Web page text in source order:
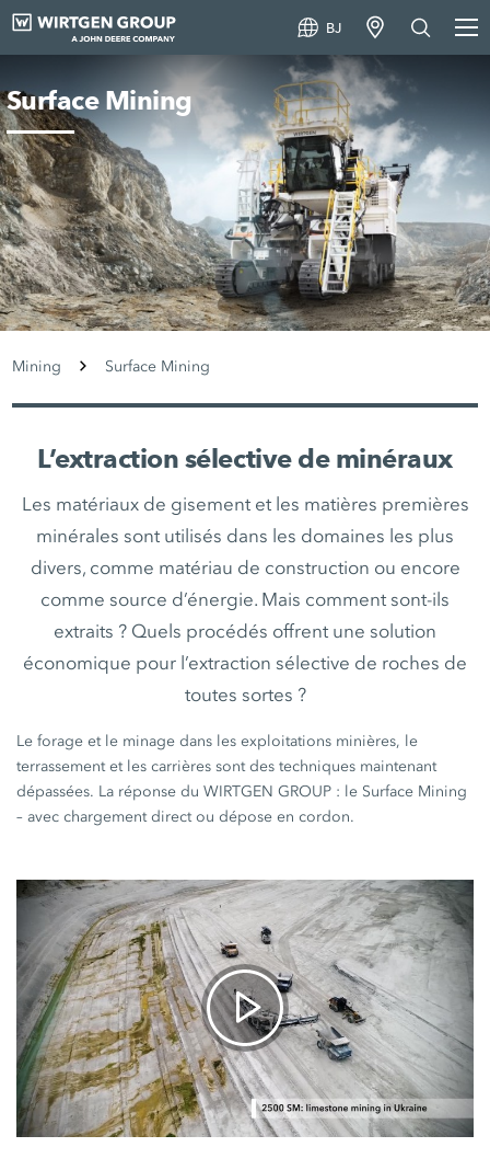
BJ
Surface Mining
Mining Surface Mining
L’extraction sélective de minéraux
Les matériaux de gisement et les matières premières
minérales sont utilisés dans les domaines les plus
divers, comme matériau de construction ou encore
comme source d’énergie. Mais comment sont-ils
extraits ? Quels procédés offrent une solution
économique pour l’extraction sélective de roches de
toutes sortes ?
Le forage et le minage dans les exploitations minières, le
terrassement et les carrières sont des techniques maintenant
dépassées. La réponse du WIRTGEN GROUP : le Surface Mining
– avec chargement direct ou dépose en cordon.